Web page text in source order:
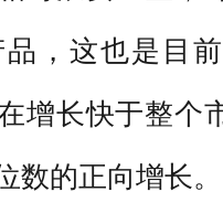
，这也是目
增长快于整个
数的正向增长。